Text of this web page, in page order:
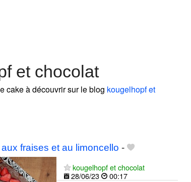
et chocolat
cake à découvrir sur le blog kougelhopf et
fraises et au limoncello -
kougelhopf et chocolat
28/06/23
00:17